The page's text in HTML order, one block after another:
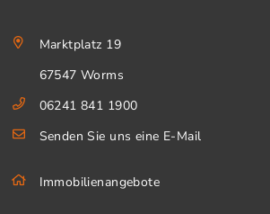
Marktplatz 19
67547 Worms
06241 841 1900
Senden Sie uns eine E-Mail
Immobilienangebote